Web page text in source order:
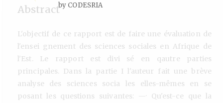
by CODESRIA
Abstract
L'objectif de ce rapport est de faire une évaluation de
l'ensei gnement des sciences sociales en Afrique de
l'Est. Le rapport est divi sé en qautre parties
principales. Dans la partie I l'auteur fait une brève
analyse des sciences socia les elles-mêmes en se
posant les questions suivantes: —· Qu'est-ce que la